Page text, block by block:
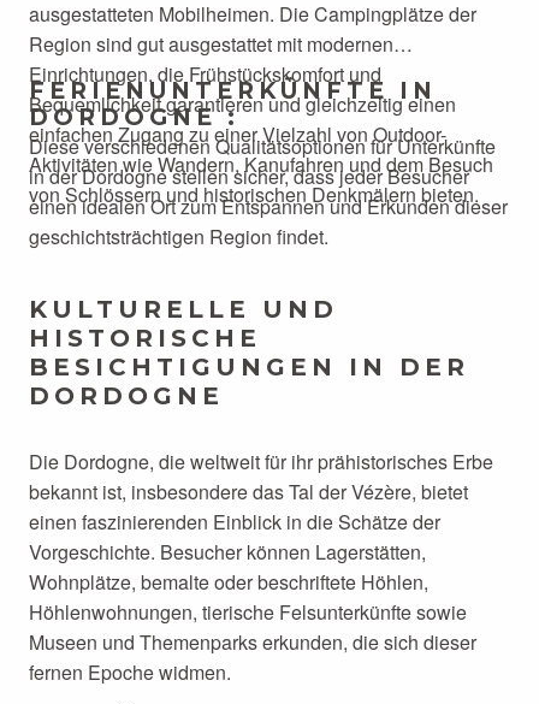
ausgestatteten Mobilheimen. Die Campingplätze der
Region sind gut ausgestattet mit modernen
Einrichtungen, die Frühstückskomfort und
Bequemlichkeit garantieren und gleichzeitig einen
einfachen Zugang zu einer Vielzahl von Outdoor-
Aktivitäten wie Wandern, Kanufahren und dem Besuch
von Schlössern und historischen Denkmälern bieten.
FERIENUNTERKÜNFTE IN
DORDOGNE :
Diese verschiedenen Qualitätsoptionen für Unterkünfte
in der Dordogne stellen sicher, dass jeder Besucher
einen idealen Ort zum Entspannen und Erkunden dieser
geschichtsträchtigen Region findet.
KULTURELLE UND
HISTORISCHE
BESICHTIGUNGEN IN DER
DORDOGNE
Die Dordogne, die weltweit für ihr prähistorisches Erbe
bekannt ist, insbesondere das Tal der Vézère, bietet
einen faszinierenden Einblick in die Schätze der
Vorgeschichte. Besucher können Lagerstätten,
Wohnplätze, bemalte oder beschriftete Höhlen,
Höhlenwohnungen, tierische Felsunterkünfte sowie
Museen und Themenparks erkunden, die sich dieser
fernen Epoche widmen.